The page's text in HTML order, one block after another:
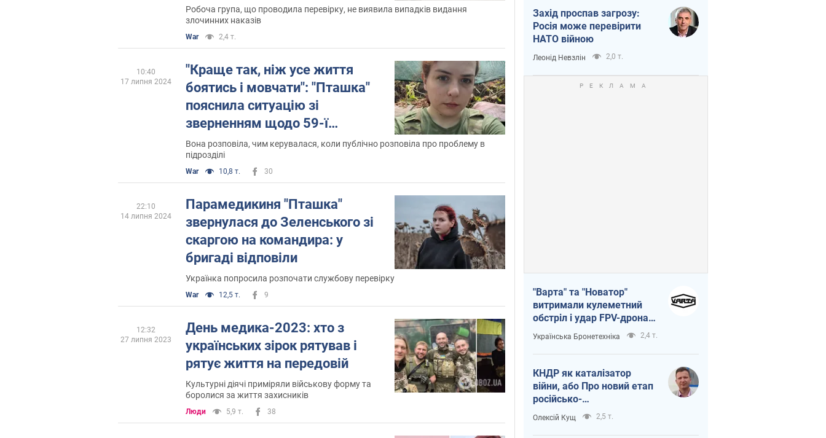
Робоча група, що проводила перевірку, не виявила випадків видання
злочинних наказів
War 2,4 т.
"Краще так, ніж усе життя
боятись і мовчати": "Пташка"
пояснила ситуацію зі
зверненням щодо 59-ї
бригади, вже йде перевірка
Вона розповіла, чим керувалася, коли публічно розповіла про проблему в
підрозділі
War 10,8 т. 30
10:40
17 липня 2024
Парамедикиня "Пташка"
звернулася до Зеленського зі
скаргою на командира: у
бригаді відповіли
Українка попросила розпочати службову перевірку
War 12,5 т. 9
22:10
14 липня 2024
День медика-2023: хто з
українських зірок рятував і
рятує життя на передовій
Культурні діячі приміряли військову форму та
боролися за життя захисників
Люди 5,9 т. 38
12:32
27 липня 2023
Захід проспав загрозу:
Росія може перевірити
НАТО війною
Леонід Невзлін 2,0 т.
"Варта" та "Новатор"
витримали кулеметний
обстріл і удар FPV-дрона,
врятувавши життя
офіцеру ЗСУ
Українська Бронетехніка 2,4 т.
КНДР як каталізатор
війни, або Про новий етап
російсько-
північнокорейського
Олексій Кущ 2,5 т.